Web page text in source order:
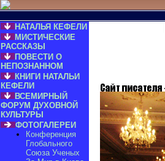
НАТАЛЬЯ КЕФЕЛИ
МИСТИЧЕСКИЕ
РАССКАЗЫ
ПОВЕСТИ О
НЕПОЗНАННОМ
КНИГИ НАТАЛЬИ
КЕФЕЛИ
ВСЕМИРНЫЙ
ФОРУМ ДУХОВНОЙ
КУЛЬТУРЫ
ФОТОГАЛЕРЕИ
Конференция
Глобального
Союза Ученых